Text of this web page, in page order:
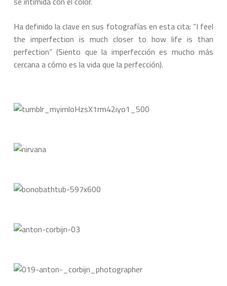
Ha definido la clave en sus fotografías en esta cita: “I feel
the imperfection is much closer to how life is than
perfection” (Siento que la imperfección es mucho más
cercana a cómo es la vida que la perfección).